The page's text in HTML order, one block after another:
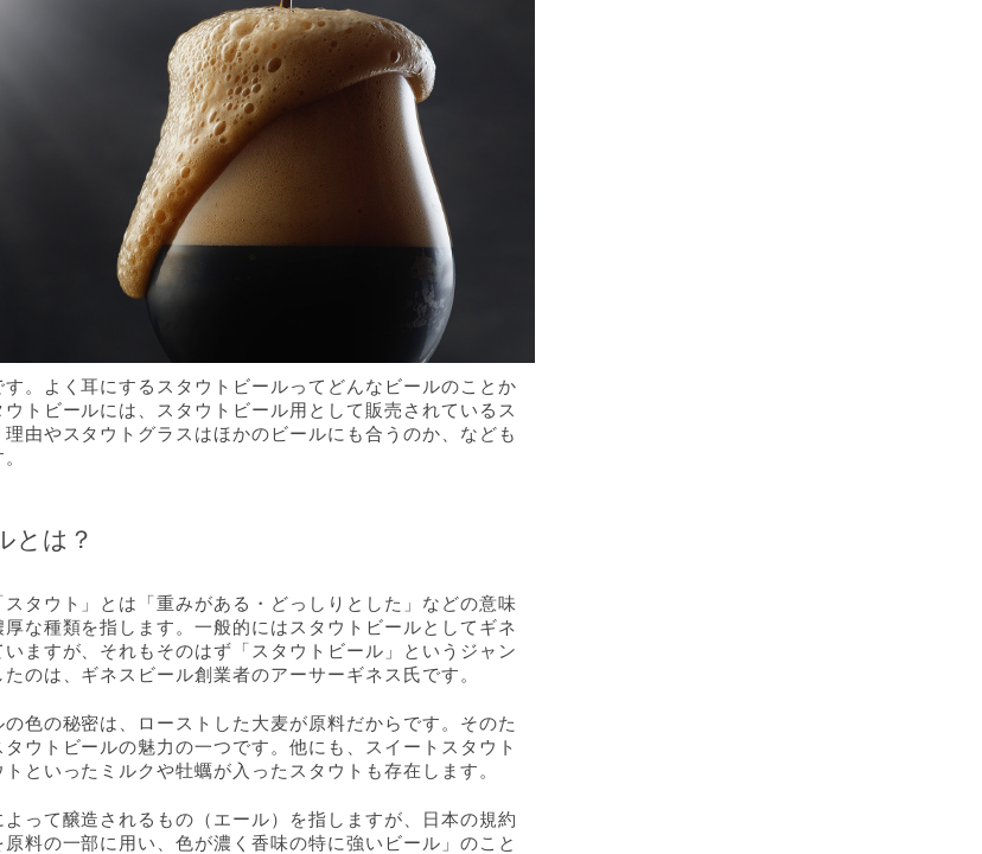
す。よく耳にするスタウトビールってどんなビールのことか
トビールには、スタウトビール用として販売されているス
由やスタウトグラスはほかのビールにも合うのか、なども
とは？
スタウト」とは「重みがある・どっしりとした」などの意味
な種類を指します。一般的にはスタウトビールとしてギネ
ますが、それもそのはず「スタウトビール」というジャン
のは、ギネスビール創業者のアーサーギネス氏です。
色の秘密は、ローストした大麦が原料だからです。そのた
ウトビールの魅力の一つです。他にも、スイートスタウト
といったミルクや牡蠣が入ったスタウトも存在します。
って醸造されるもの（エール）を指しますが、日本の規約
料の一部に用い、色が濃く香味の特に強いビール」のこと